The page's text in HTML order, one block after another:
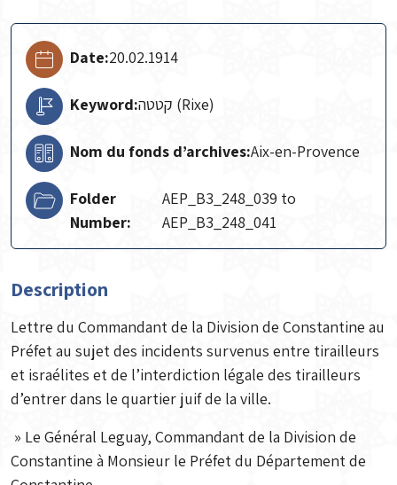
Date:20.02.1914
Keyword: קטטה (Rixe)
Nom du fonds d’archives:Aix-en-Provence
Folder
Number:
AEP_B3_248_039 to
AEP_B3_248_041
Description
Lettre du Commandant de la Division de Constantine au
Préfet au sujet des incidents survenus entre tirailleurs
et israélites et de l’interdiction légale des tirailleurs
d’entrer dans le quartier juif de la ville.
» Le Général Leguay, Commandant de la Division de
Constantine à Monsieur le Préfet du Département de